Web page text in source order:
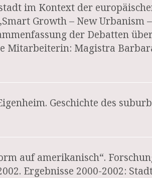
im Kontext der
Growth – New Urbanism
der Debatten
Mitarbeiterin: Magistra
Geschichte des
auf amerikanisch“.
Ergebnisse 2000-2002: